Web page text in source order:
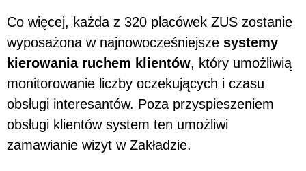
Co więcej, każda z 320 placówek ZUS zostanie
wyposażona w najnowocześniejsze systemy
kierowania ruchem klientów, który umożliwią
monitorowanie liczby oczekujących i czasu
obsługi interesantów. Poza przyspieszeniem
obsługi klientów system ten umożliwi
zamawianie wizyt w Zakładzie.